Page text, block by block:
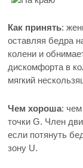
Как принять:
оставляя бедра
колени и
дискомфорта в
мягкий
Чем хороша:
точки G. Член
если потянуть
зону U.